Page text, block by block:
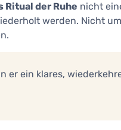
Ritual der Ruhe nicht
werden. Nicht
er ein klares,